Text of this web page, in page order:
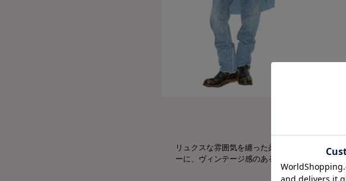
リュクスな雰囲気を纏った柔らかなカーフレザ
ーに、ヴィンテージ感のあるデニムのボーイズ